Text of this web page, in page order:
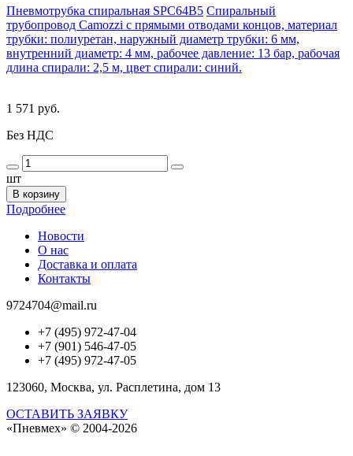
Пневмотрубка спиральная SPC64B5 Спиральный
трубопровод Camozzi с прямыми отводами концов, материал
трубки: полиуретан, наружный диаметр трубки: 6 мм,
внутренний диаметр: 4 мм, рабочее давление: 13 бар, рабочая
длина спирали: 2,5 м, цвет спирали: синий.
1 571 руб.
Без НДС
шт
В корзину
Подробнее
Новости
О нас
Доставка и оплата
Контакты
9724704@mail.ru
+7 (495) 972-47-04
+7 (901) 546-47-05
+7 (495) 972-47-05
123060, Москва, ул. Расплетина, дом 13
ОСТАВИТЬ ЗАЯВКУ
«Пневмех» © 2004-2026